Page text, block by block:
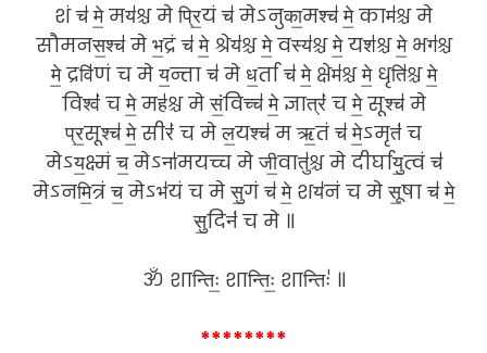
शं च॑ मे॒ मय॑श्च मे प्रि॒यं च॑ मेऽनुका॒मश्च॑ मे॒ काम॑श्च मे
सौमनस॒श्च॑ मे भ॒द्रं च॑ मे॒ श्रेय॑श्च मे॒ वस्य॑श्च मे॒ यश॑श्च मे॒ भग॑श्च
मे॒ द्रवि॑णं च मे य॒न्ता च॑ मे ध॒र्ता च॑ मे॒ क्षेम॑श्च मे॒ धृति॑श्च मे॒
विश्वं॑ च मे॒ मह॑श्च मे सं॒विच्च॑ मे॒ ज्ञात्रं॑ च मे॒ सूश्च॑ मे
प्र॒सूश्च॑ मे॒ सीरं॑ च मे ल॒यश्च॑ म ऋ॒तं च॑ मे॒ऽमृतं॑ च
मेऽय॒क्ष्मं च॒ मेऽना॑मयच्च मे जी॒वातु॑श्च मे दीर्घायु॒त्वं च॑
मेऽनमि॒त्रं च॒ मेऽभ॑यं च मे सु॒गं च॑ मे॒ शय॑नं च मे सू॒षा च॑ मे॒
सु॒दिनं॑ च मे ॥
ॐ शान्तिः॒ शान्तिः॒ शान्तिः॑ ॥
********